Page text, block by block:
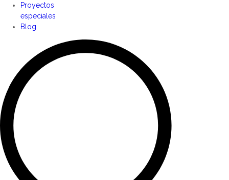
Proyectos
especiales
Blog